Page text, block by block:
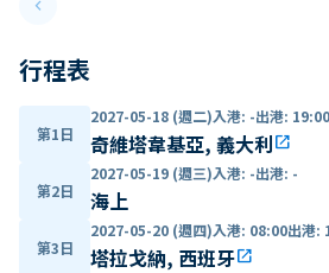
keyboard_arrow_leftPrevious slide
行程表
第1日
2027-05-18 (週二)入港: -出港: 19:00
奇維塔韋基亞, 義大利open_in_new
第2日
2027-05-19 (週三)入港: -出港: -
海上
第3日
2027-05-20 (週四)入港: 08:00出港:
塔拉戈納, 西班牙open_in_new